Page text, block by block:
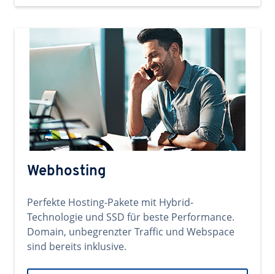
Webhosting
Perfekte Hosting-Pakete mit Hybrid-
Technologie und SSD für beste Performance.
Domain, unbegrenzter Traffic und Webspace
sind bereits inklusive.